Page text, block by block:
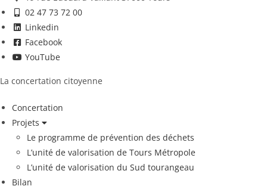
02 47 73 72 00
Linkedin
Facebook
YouTube
La concertation citoyenne
Concertation
Projets
Le programme de prévention des déchets
L’unité de valorisation de Tours Métropole
L’unité de valorisation du Sud tourangeau
Bilan